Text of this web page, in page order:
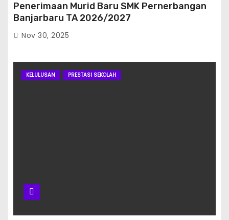
Penerimaan Murid Baru SMK Pernerbangan
Banjarbaru TA 2026/2027
Nov 30, 2025
KELULUSAN PRESTASI SEKOLAH